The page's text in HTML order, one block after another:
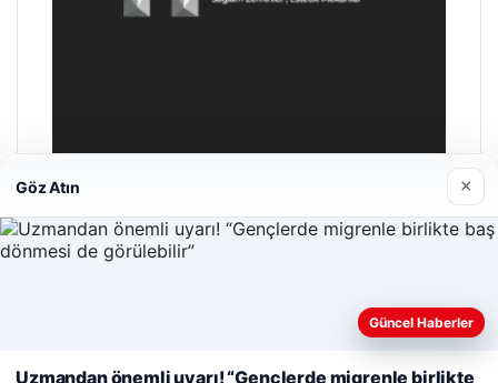
Hastaş Beton
26/05/2026
Web sitemizi nasıl kullandığınızı daha iyi anlayabilmek,
Göz Atın ×
Güncel Haberler
Uzmandan önemli uyarı! “Gençlerde migrenle birlikte